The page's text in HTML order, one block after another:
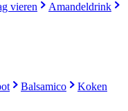
vieren
Amandeldrink
Balsamico
Koken